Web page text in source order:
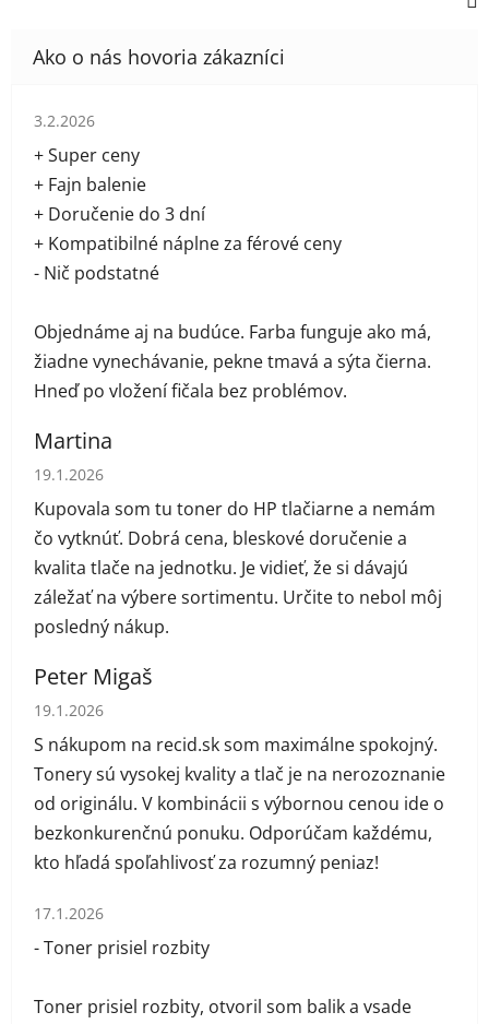
Hodnotenie obchodu je 5 z 5 hviezdičiek.
3.2.2026
+ Super ceny
+ Fajn balenie
+ Doručenie do 3 dní
+ Kompatibilné náplne za férové ceny
- Nič podstatné
Objednáme aj na budúce. Farba funguje ako má,
žiadne vynechávanie, pekne tmavá a sýta čierna.
Hneď po vložení fičala bez problémov.
Martina
Hodnotenie obchodu je 5 z 5 hviezdičiek.
19.1.2026
Kupovala som tu toner do HP tlačiarne a nemám
čo vytknúť. Dobrá cena, bleskové doručenie a
kvalita tlače na jednotku. Je vidieť, že si dávajú
záležať na výbere sortimentu. Určite to nebol môj
posledný nákup.
Peter Migaš
Hodnotenie obchodu je 5 z 5 hviezdičiek.
19.1.2026
S nákupom na recid.sk som maximálne spokojný.
Tonery sú vysokej kvality a tlač je na nerozoznanie
od originálu. V kombinácii s výbornou cenou ide o
bezkonkurenčnú ponuku. Odporúčam každému,
kto hľadá spoľahlivosť za rozumný peniaz!
Hodnotenie obchodu je 1 z 5 hviezdičiek.
17.1.2026
- Toner prisiel rozbity
Toner prisiel rozbity, otvoril som balik a vsade